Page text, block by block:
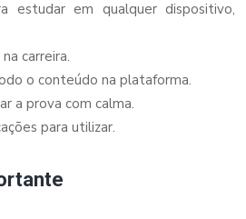
estudar em qualquer dispositivo,
carreira.
o conteúdo na plataforma.
a prova com calma.
para utilizar.